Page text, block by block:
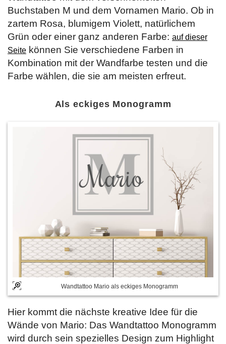
Buchstaben M und dem Vornamen Mario. Ob in
zartem Rosa, blumigem Violett, natürlichem
Grün oder einer ganz anderen Farbe: auf dieser
Seite können Sie verschiedene Farben in
Kombination mit der Wandfarbe testen und die
Farbe wählen, die sie am meisten erfreut.
Als eckiges Monogramm
Wandtattoo Mario als eckiges Monogramm
Hier kommt die nächste kreative Idee für die
Wände von Mario: Das Wandtattoo Monogramm
wird durch sein spezielles Design zum Highlight